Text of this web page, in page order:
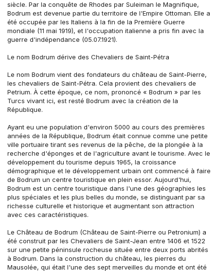
siècle. Par la conquête de Rhodes par Suleiman le Magnifique,
Bodrum est devenue partie du territoire de l'Empire Ottoman. Elle a
été occupée par les Italiens à la fin de la Première Guerre
mondiale (11 mai 1919), et l'occupation italienne a pris fin avec la
guerre d'indépendance (05.07.1921).
Le nom Bodrum dérive des Chevaliers de Saint-Pétra
Le nom Bodrum vient des fondateurs du château de Saint-Pierre,
les chevaliers de Saint-Pétra. Cela provient des chevaliers de
Petrium. À cette époque, ce nom, prononcé « Bodrum » par les
Turcs vivant ici, est resté Bodrum avec la création de la
République.
Ayant eu une population d'environ 5000 au cours des premières
années de la République, Bodrum était connue comme une petite
ville portuaire tirant ses revenus de la pêche, de la plongée à la
recherche d'éponges et de l'agriculture avant le tourisme. Avec le
développement du tourisme depuis 1965, la croissance
démographique et le développement urbain ont commencé à faire
de Bodrum un centre touristique en plein essor. Aujourd'hui,
Bodrum est un centre touristique dans l'une des géographies les
plus spéciales et les plus belles du monde, se distinguant par sa
richesse culturelle et historique et augmentant son attraction
avec ces caractéristiques.
Le Château de Bodrum (Château de Saint-Pierre ou Petronium) a
été construit par les Chevaliers de Saint-Jean entre 1406 et 1522
sur une petite péninsule rocheuse située entre deux ports abrités
à Bodrum. Dans la construction du château, les pierres du
Mausolée, qui était l'une des sept merveilles du monde et ont été